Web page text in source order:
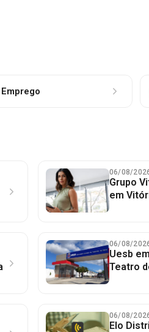
06/08/
Grupo
em
06/08/
Uesb
Teatro
06/08/
Elo